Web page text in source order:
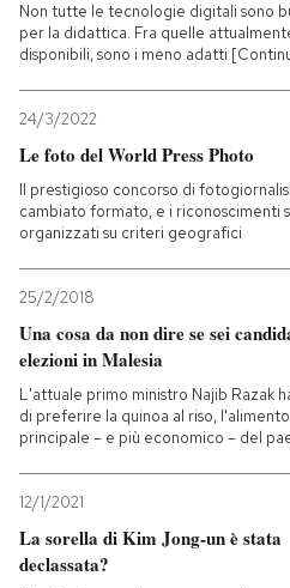
Non tutte le tecnologie digitali sono
per la didattica. Fra quelle
disponibili, sono i meno adatti
24/3/2022
Le foto del World Press Photo
Il prestigioso concorso di
cambiato formato, e i riconoscimenti
organizzati su criteri geografici
25/2/2018
Una cosa da non dire se sei
elezioni in Malesia
L'attuale primo ministro Najib Razak
di preferire la quinoa al riso, l'alimento
principale – e più economico – del
12/1/2021
La sorella di Kim Jong-un è stata
declassata?